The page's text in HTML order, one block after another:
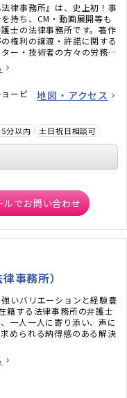
法律事務所』は、史上初！事
持ち、CM・動画展開等も
士の法律事務所です。著作
権利の譲渡・許諾に関する
ー・技術者の方々の労務問
ます。また、相続問題、遺
婚サービスなどもご好評い
ービ
地図・アクセス
分以内 土日祝日相談可
ルでお問い合わせ
事務所）
いバリエーションと経験豊
籍する法律事務所の弁護士
一人一人に寄り添い、声に
められる納得感のある解決